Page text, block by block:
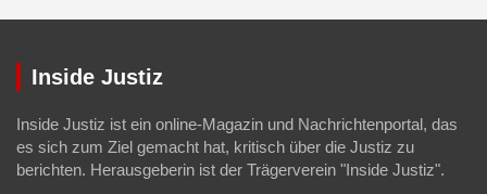
Inside Justiz
Inside Justiz ist ein online-Magazin und Nachrichtenportal, das
es sich zum Ziel gemacht hat, kritisch über die Justiz zu
berichten. Herausgeberin ist der Trägerverein "Inside Justiz".